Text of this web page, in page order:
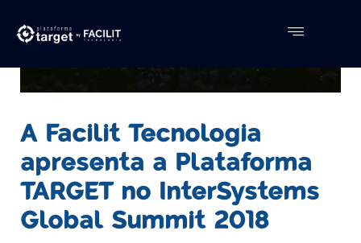
A Facilit Tecnologia
apresenta a Plataforma
TARGET no InterSystems
Global Summit 2018